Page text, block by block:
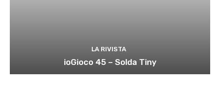
LA RIVISTA
ioGioco 45 – Solda Tiny